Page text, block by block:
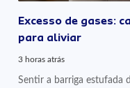
Excesso de gases:
para aliviar
3 horas atrás
Sentir a barriga estufada